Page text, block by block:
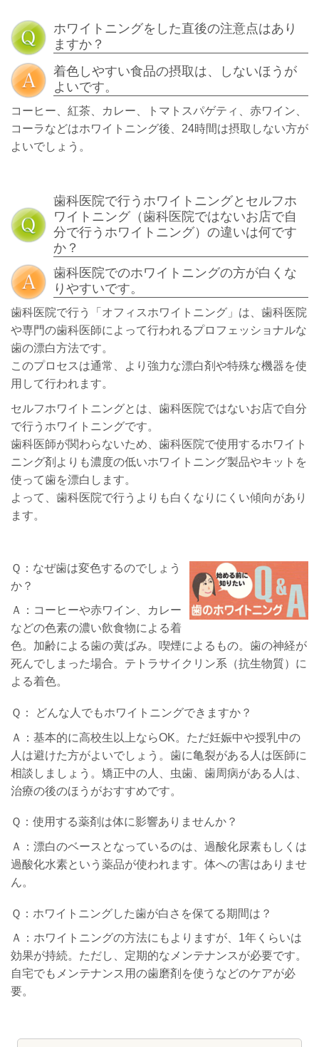
ホワイトニングをした直後の注意点はあり
ますか？
着色しやすい食品の摂取は、しないほうが
よいです。
コーヒー、紅茶、カレー、トマトスパゲティ、赤ワイン、
コーラなどはホワイトニング後、24時間は摂取しない方が
よいでしょう。
歯科医院で行うホワイトニングとセルフホ
ワイトニング（歯科医院ではないお店で自
分で行うホワイトニング）の違いは何です
か？
歯科医院でのホワイトニングの方が白くな
りやすいです。
歯科医院で行う「オフィスホワイトニング」は、歯科医院
や専門の歯科医師によって行われるプロフェッショナルな
歯の漂白方法です。
このプロセスは通常、より強力な漂白剤や特殊な機器を使
用して行われます。
セルフホワイトニングとは、歯科医院ではないお店で自分
で行うホワイトニングです。
歯科医師が関わらないため、歯科医院で使用するホワイト
ニング剤よりも濃度の低いホワイトニング製品やキットを
使って歯を漂白します。
よって、歯科医院で行うよりも白くなりにくい傾向があり
ます。
Ｑ：なぜ歯は変色するのでしょう
か？
Ａ：コーヒーや赤ワイン、カレー
などの色素の濃い飲食物による着
色。加齢による歯の黄ばみ。喫煙によるもの。歯の神経が
死んでしまった場合。テトラサイクリン系（抗生物質）に
よる着色。
Ｑ： どんな人でもホワイトニングできますか？
Ａ：基本的に高校生以上ならOK。ただ妊娠中や授乳中の
人は避けた方がよいでしょう。歯に亀裂がある人は医師に
相談しましょう。矯正中の人、虫歯、歯周病がある人は、
治療の後のほうがおすすめです。
Ｑ：使用する薬剤は体に影響ありませんか？
Ａ：漂白のベースとなっているのは、過酸化尿素もしくは
過酸化水素という薬品が使われます。体への害はありませ
ん。
Ｑ：ホワイトニングした歯が白さを保てる期間は？
Ａ：ホワイトニングの方法にもよりますが、1年くらいは
効果が持続。ただし、定期的なメンテナンスが必要です。
自宅でもメンテナンス用の歯磨剤を使うなどのケアが必
要。